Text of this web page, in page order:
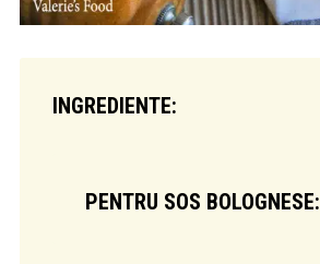
INGREDIENTE:
PENTRU SOS BOLOGNESE: